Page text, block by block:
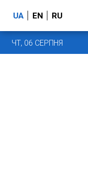
UA EN RU
ЧТ, 06 СЕРПНЯ